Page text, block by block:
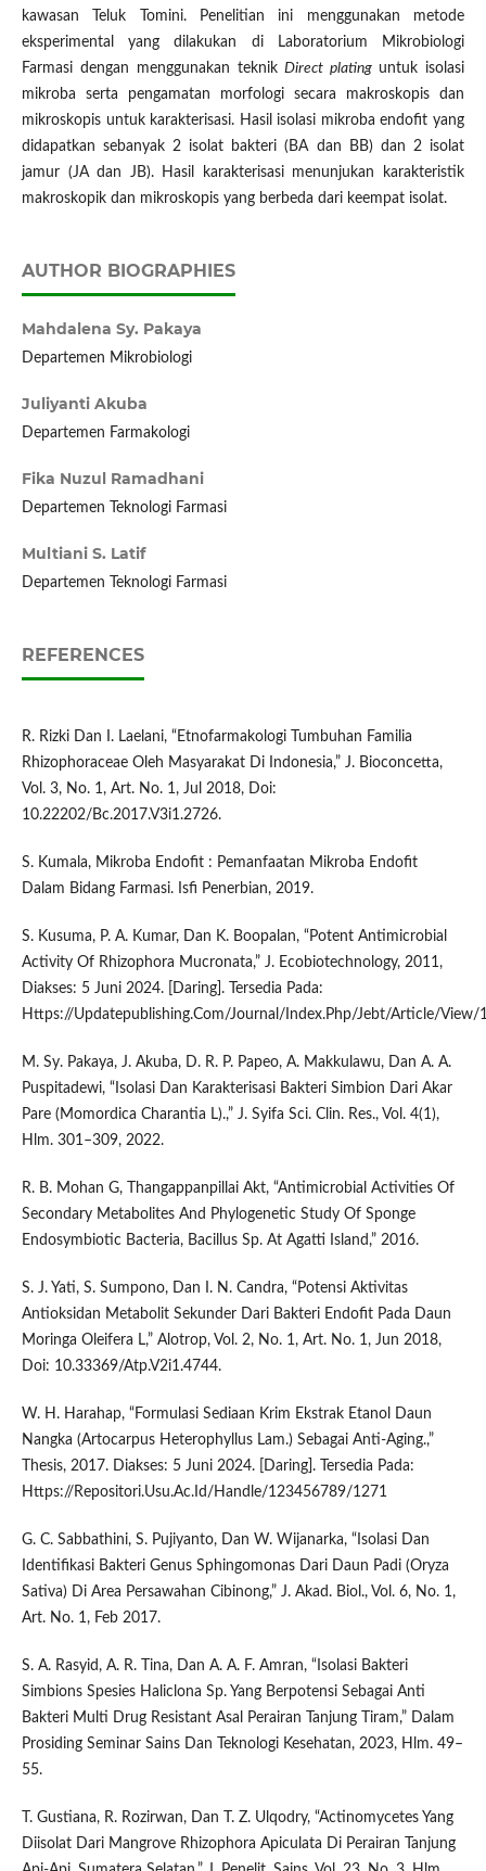
kawasan Teluk Tomini. Penelitian ini menggunakan metode
eksperimental yang dilakukan di Laboratorium Mikrobiologi
Farmasi dengan menggunakan teknikDirect plating untuk isolasi
mikroba serta pengamatan morfologi secara makroskopis dan
mikroskopis untuk karakterisasi. Hasil isolasi mikroba endofit yang
didapatkan sebanyak 2 isolat bakteri (BA dan BB) dan 2 isolat
jamur (JA dan JB). Hasil karakterisasi menunjukan karakteristik
makroskopik dan mikroskopis yang berbeda dari keempat isolat.
AUTHOR BIOGRAPHIES
Mahdalena Sy. Pakaya
Departemen Mikrobiologi
Juliyanti Akuba
Departemen Farmakologi
Fika Nuzul Ramadhani
Departemen Teknologi Farmasi
Multiani S. Latif
Departemen Teknologi Farmasi
REFERENCES
R. Rizki Dan I. Laelani, “Etnofarmakologi Tumbuhan Familia
Rhizophoraceae Oleh Masyarakat Di Indonesia,” J. Bioconcetta,
Vol. 3, No. 1, Art. No. 1, Jul 2018, Doi:
10.22202/Bc.2017.V3i1.2726.
S. Kumala, Mikroba Endofit : Pemanfaatan Mikroba Endofit
Dalam Bidang Farmasi. Isfi Penerbian, 2019.
S. Kusuma, P. A. Kumar, Dan K. Boopalan, “Potent Antimicrobial
Activity Of Rhizophora Mucronata,” J. Ecobiotechnology, 2011,
Diakses: 5 Juni 2024. [Daring]. Tersedia Pada:
Https://Updatepublishing.Com/Journal/Index.Php/Jebt/Article/View/
M. Sy. Pakaya, J. Akuba, D. R. P. Papeo, A. Makkulawu, Dan A. A.
Puspitadewi, “Isolasi Dan Karakterisasi Bakteri Simbion Dari Akar
Pare (Momordica Charantia L).,” J. Syifa Sci. Clin. Res., Vol. 4(1),
Hlm. 301–309, 2022.
R. B. Mohan G, Thangappanpillai Akt, “Antimicrobial Activities Of
Secondary Metabolites And Phylogenetic Study Of Sponge
Endosymbiotic Bacteria, Bacillus Sp. At Agatti Island,” 2016.
S. J. Yati, S. Sumpono, Dan I. N. Candra, “Potensi Aktivitas
Antioksidan Metabolit Sekunder Dari Bakteri Endofit Pada Daun
Moringa Oleifera L,” Alotrop, Vol. 2, No. 1, Art. No. 1, Jun 2018,
Doi: 10.33369/Atp.V2i1.4744.
W. H. Harahap, “Formulasi Sediaan Krim Ekstrak Etanol Daun
Nangka (Artocarpus Heterophyllus Lam.) Sebagai Anti-Aging.,”
Thesis, 2017. Diakses: 5 Juni 2024. [Daring]. Tersedia Pada:
Https://Repositori.Usu.Ac.Id/Handle/123456789/1271
G. C. Sabbathini, S. Pujiyanto, Dan W. Wijanarka, “Isolasi Dan
Identifikasi Bakteri Genus Sphingomonas Dari Daun Padi (Oryza
Sativa) Di Area Persawahan Cibinong,” J. Akad. Biol., Vol. 6, No. 1,
Art. No. 1, Feb 2017.
S. A. Rasyid, A. R. Tina, Dan A. A. F. Amran, “Isolasi Bakteri
Simbions Spesies Haliclona Sp. Yang Berpotensi Sebagai Anti
Bakteri Multi Drug Resistant Asal Perairan Tanjung Tiram,” Dalam
Prosiding Seminar Sains Dan Teknologi Kesehatan, 2023, Hlm. 49–
55.
T. Gustiana, R. Rozirwan, Dan T. Z. Ulqodry, “Actinomycetes Yang
Diisolat Dari Mangrove Rhizophora Apiculata Di Perairan Tanjung